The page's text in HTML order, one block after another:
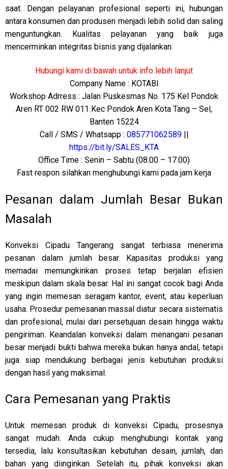
saat. Dengan pelayanan profesional seperti ini, hubungan
antara konsumen dan produsen menjadi lebih solid dan saling
menguntungkan. Kualitas pelayanan yang baik juga
mencerminkan integritas bisnis yang dijalankan.
Hubungi kami di bawah untuk info lebih lanjut
Company Name : KOTABI
Workshop Adrress : Jalan Puskesmas No. 175 Kel Pondok
Aren RT 002 RW 011 Kec Pondok Aren Kota Tang – Sel,
Banten 15224
Call / SMS / Whatsapp : 085771062589||
https://bit.ly/SALES_KTA
Office Time : Senin – Sabtu (08.00 – 17.00)
Fast respon silahkan menghubungi kami pada jam kerja
Pesanan dalam Jumlah Besar Bukan
Masalah
Konveksi Cipadu Tangerang sangat terbiasa menerima
pesanan dalam jumlah besar. Kapasitas produksi yang
memadai memungkinkan proses tetap berjalan efisien
meskipun dalam skala besar. Hal ini sangat cocok bagi Anda
yang ingin memesan seragam kantor, event, atau keperluan
usaha. Prosedur pemesanan massal diatur secara sistematis
dan profesional, mulai dari persetujuan desain hingga waktu
pengiriman. Keandalan konveksi dalam menangani pesanan
besar menjadi bukti bahwa mereka bukan hanya andal, tetapi
juga siap mendukung berbagai jenis kebutuhan produksi
dengan hasil yang maksimal.
Cara Pemesanan yang Praktis
Untuk memesan produk di konveksi Cipadu, prosesnya
sangat mudah. Anda cukup menghubungi kontak yang
tersedia, lalu konsultasikan kebutuhan desain, jumlah, dan
bahan yang diinginkan. Setelah itu, pihak konveksi akan